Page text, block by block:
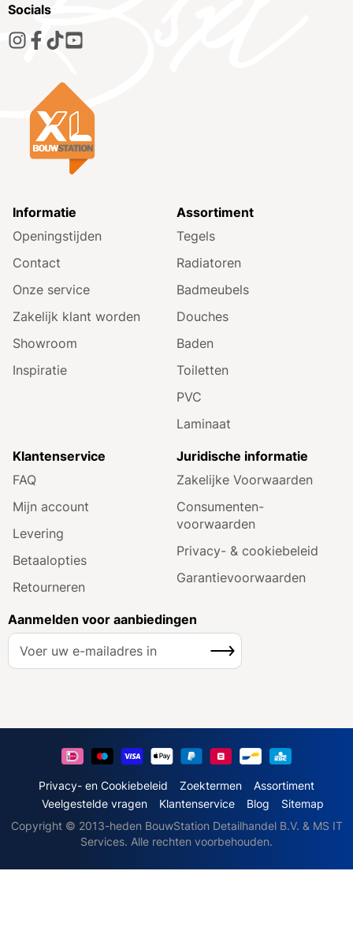
Socials
Informatie
Openingstijden
Contact
Onze service
Zakelijk klant worden
Showroom
Inspiratie
Assortiment
Tegels
Radiatoren
Badmeubels
Douches
Baden
Toiletten
PVC
Laminaat
Klantenservice
FAQ
Mijn account
Levering
Betaalopties
Retourneren
Juridische informatie
Zakelijke Voorwaarden
Consumenten­
voorwaarden
Privacy- & cookiebeleid
Garantie­voorwaarden
Aanmelden voor aanbiedingen
A
e
o
z
Inschrijven
Privacy- en Cookiebeleid Zoektermen
Assortiment
Veelgestelde vragen
Klantenservice Blog
Sitemap
Copyright © 2013-heden BouwStation Detailhandel B.V. & MS IT
Services. Alle rechten voorbehouden.